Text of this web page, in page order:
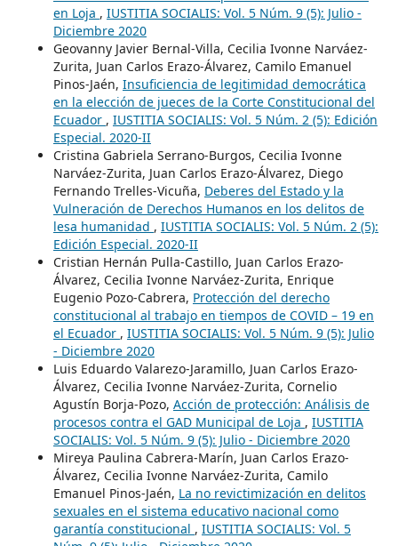
en Loja , IUSTITIA SOCIALIS: Vol. 5 Núm. 9 (5): Julio -
Diciembre 2020
Geovanny Javier Bernal-Villa, Cecilia Ivonne Narváez-
Zurita, Juan Carlos Erazo-Álvarez, Camilo Emanuel
Pinos-Jaén, Insuficiencia de legitimidad democrática
en la elección de jueces de la Corte Constitucional del
Ecuador , IUSTITIA SOCIALIS: Vol. 5 Núm. 2 (5): Edición
Especial. 2020-II
Cristina Gabriela Serrano-Burgos, Cecilia Ivonne
Narváez-Zurita, Juan Carlos Erazo-Álvarez, Diego
Fernando Trelles-Vicuña, Deberes del Estado y la
Vulneración de Derechos Humanos en los delitos de
lesa humanidad , IUSTITIA SOCIALIS: Vol. 5 Núm. 2 (5):
Edición Especial. 2020-II
Cristian Hernán Pulla-Castillo, Juan Carlos Erazo-
Álvarez, Cecilia Ivonne Narváez-Zurita, Enrique
Eugenio Pozo-Cabrera, Protección del derecho
constitucional al trabajo en tiempos de COVID – 19 en
el Ecuador , IUSTITIA SOCIALIS: Vol. 5 Núm. 9 (5): Julio
- Diciembre 2020
Luis Eduardo Valarezo-Jaramillo, Juan Carlos Erazo-
Álvarez, Cecilia Ivonne Narváez-Zurita, Cornelio
Agustín Borja-Pozo, Acción de protección: Análisis de
procesos contra el GAD Municipal de Loja , IUSTITIA
SOCIALIS: Vol. 5 Núm. 9 (5): Julio - Diciembre 2020
Mireya Paulina Cabrera-Marín, Juan Carlos Erazo-
Álvarez, Cecilia Ivonne Narváez-Zurita, Camilo
Emanuel Pinos-Jaén, La no revictimización en delitos
sexuales en el sistema educativo nacional como
garantía constitucional , IUSTITIA SOCIALIS: Vol. 5